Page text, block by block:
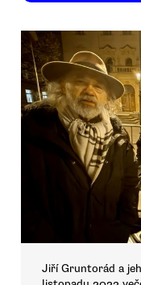
Jiří Gruntorád a